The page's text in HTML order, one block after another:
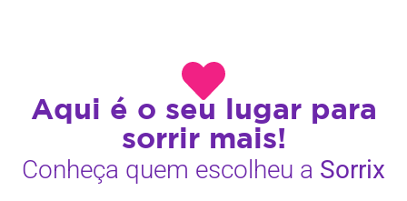
Aqui é o seu lugar para
sorrir mais!
Conheça quem escolheu a Sorrix